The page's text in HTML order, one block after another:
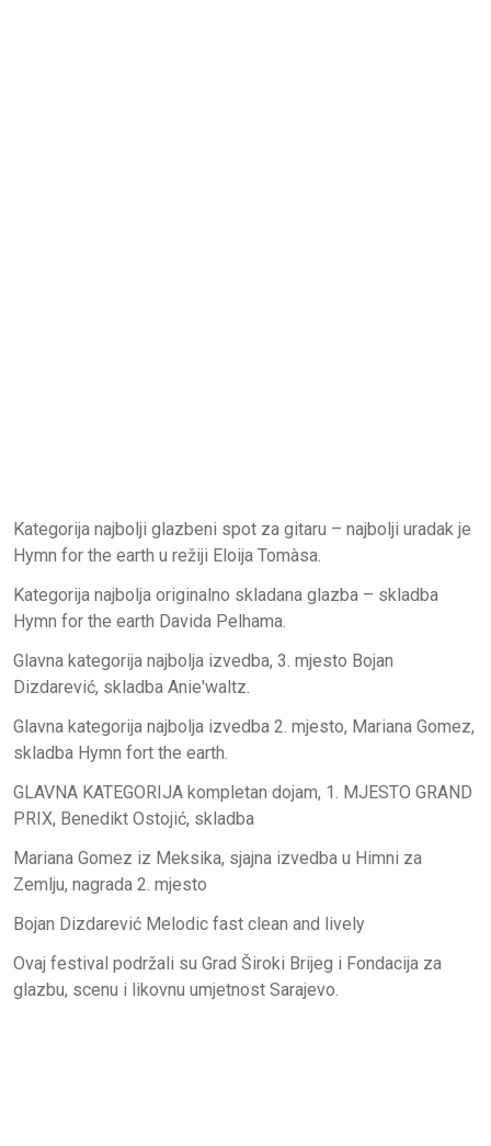
Kategorija najbolji glazbeni spot za gitaru – najbolji uradak je
Hymn for the earth u režiji Eloija Tomàsa.
Kategorija najbolja originalno skladana glazba – skladba
Hymn for the earth Davida Pelhama.
Glavna kategorija najbolja izvedba, 3. mjesto Bojan
Dizdarević, skladba Anie'waltz.
Glavna kategorija najbolja izvedba 2. mjesto, Mariana Gomez,
skladba Hymn fort the earth.
GLAVNA KATEGORIJA kompletan dojam, 1. MJESTO GRAND
PRIX, Benedikt Ostojić, skladba
Mariana Gomez iz Meksika, sjajna izvedba u Himni za
Zemlju, nagrada 2. mjesto
Bojan Dizdarević Melodic fast clean and lively
Ovaj festival podržali su Grad Široki Brijeg i Fondacija za
glazbu, scenu i likovnu umjetnost Sarajevo.